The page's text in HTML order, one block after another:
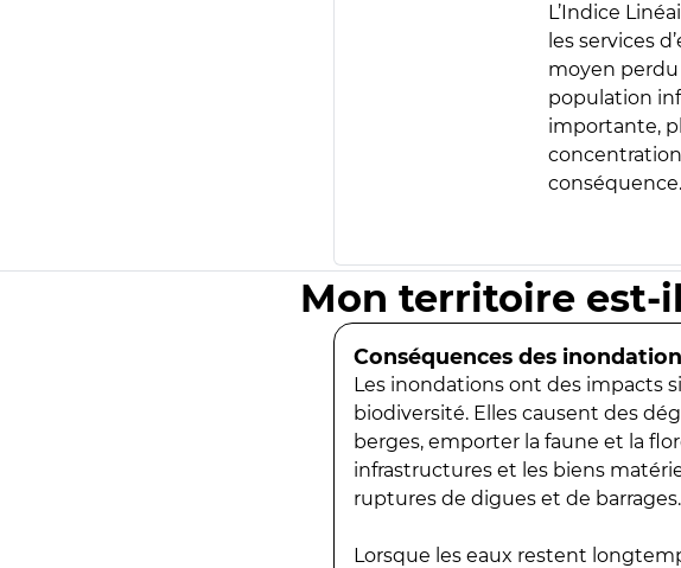
L’Indice
les services
moyen perdu
population
importante,
conséquence.
Mon territoire est-
Conséquences des
Les inondations ont des impacts
biodiversité. Elles causent des
berges, emporter la faune et la
infrastructures et les biens
ruptures de digues et de barrages.
Lorsque les eaux restent